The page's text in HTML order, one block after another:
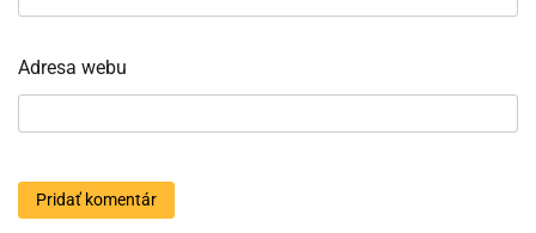
Adresa webu